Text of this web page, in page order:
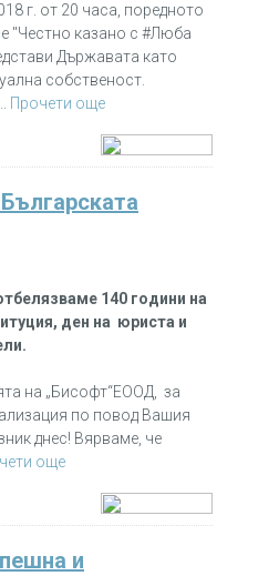
г. от 20 часа, поредното
"Честно казано с #Люба
Държавата като
собственост.
Прочети още
140 години на
, ден на юриста и
на „Бисофт“ЕООД, за
по повод Вашия
днес! Вярваме, че
още
и